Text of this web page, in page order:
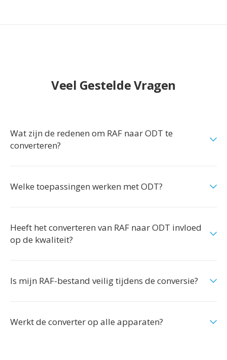
Veel Gestelde Vragen
Wat zijn de redenen om RAF naar ODT te
converteren?
Welke toepassingen werken met ODT?
Heeft het converteren van RAF naar ODT invloed
op de kwaliteit?
Is mijn RAF-bestand veilig tijdens de conversie?
Werkt de converter op alle apparaten?